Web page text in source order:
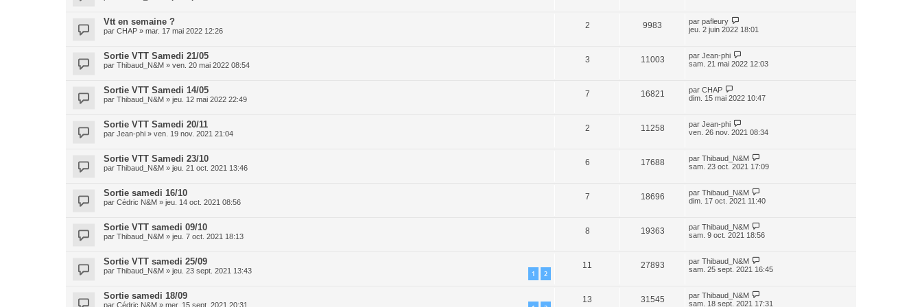
Vtt en semaine ?
par CHAP » mar. 17 mai 2022 12:26
2 9983 par pafleury
jeu. 2 juin 2022 18:01
Sortie VTT Samedi 21/05
par Thibaud_N&M » ven. 20 mai 2022 08:54
3 11003 par Jean-phi
sam. 21 mai 2022 12:03
Sortie VTT Samedi 14/05
par Thibaud_N&M » jeu. 12 mai 2022 22:49
7 16821 par CHAP
dim. 15 mai 2022 10:47
Sortie VTT Samedi 20/11
par Jean-phi » ven. 19 nov. 2021 21:04
2 11258 par Jean-phi
ven. 26 nov. 2021 08:34
Sortie VTT Samedi 23/10
par Thibaud_N&M » jeu. 21 oct. 2021 13:46
6 17688 par Thibaud_N&M
sam. 23 oct. 2021 17:09
Sortie samedi 16/10
par Cédric N&M » jeu. 14 oct. 2021 08:56
7 18696 par Thibaud_N&M
dim. 17 oct. 2021 11:40
Sortie VTT samedi 09/10
par Thibaud_N&M » jeu. 7 oct. 2021 18:13
8 19363 par Thibaud_N&M
sam. 9 oct. 2021 18:56
Sortie VTT samedi 25/09
par Thibaud_N&M » jeu. 23 sept. 2021 13:43 1 2
11 27893 par Thibaud_N&M
sam. 25 sept. 2021 16:45
Sortie samedi 18/09
par Cédric N&M » mer. 15 sept. 2021 20:31
13 31545 par Thibaud_N&M
sam. 18 sept. 2021 17:31